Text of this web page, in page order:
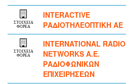
ΣΤΟΙΧΕΙΑ
ΦΟΡΕΑ
INTERACTIVE
ΡΑΔΙΟΤΗΛΕΟΠΤΙΚΗ ΑΕ
ΣΤΟΙΧΕΙΑ
ΦΟΡΕΑ
INTERNATIONAL RADIO
NETWORKS Α.Ε.
ΡΑΔΙΟΦΩΝΙΚΩΝ
ΕΠΙΧΕΙΡΗΣΕΩΝ